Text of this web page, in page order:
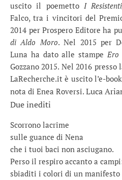
uscito il poemettoI
Falco, tra i vincitori del
2014 per Prospero Editore ha
di Aldo Moro. Nel 2015 per
Luna ha dato alle stampe Ero
Gozzano 2015. Nel 2016
LaRecherche.it è uscito l’e-
nota di Enea Roversi. Luca
Due inediti
Scorrono lacrime
sulle guance di Nena
che i tuoi baci non asciugano.
Perso il respiro accanto a
sbiaditi i colori di un manifesto